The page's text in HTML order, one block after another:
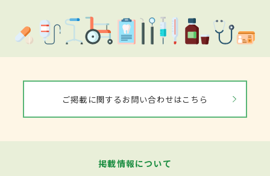
ご掲載に関するお問い合わせはこちら
掲載情報について